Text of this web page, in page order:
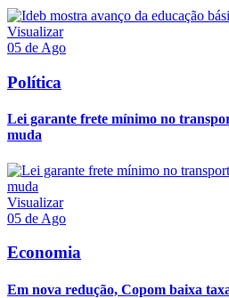
Visualizar
05 de Ago
Política
Lei garante frete mínimo no
muda
Visualizar
05 de Ago
Economia
Em nova redução, Copom baixa